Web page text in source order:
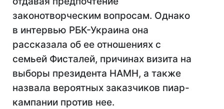
законотворческим вопросам. Однако
в интервью РБК-Украина она
рассказала об ее отношениях с
семьей Фисталей, причинах визита на
выборы президента НАМН, а также
назвала вероятных заказчиков пиар-
кампании против нее.